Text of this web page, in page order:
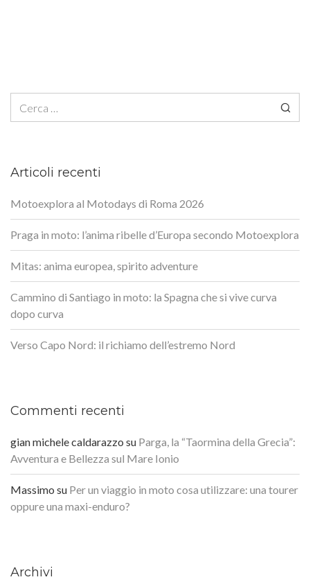
Articoli recenti
Motoexplora al Motodays di Roma 2026
Praga in moto: l’anima ribelle d’Europa secondo Motoexplora
Mitas: anima europea, spirito adventure
Cammino di Santiago in moto: la Spagna che si vive curva
dopo curva
Verso Capo Nord: il richiamo dell’estremo Nord
Commenti recenti
gian michele caldarazzo su Parga, la “Taormina della Grecia”:
Avventura e Bellezza sul Mare Ionio
Massimo su Per un viaggio in moto cosa utilizzare: una tourer
oppure una maxi-enduro?
Archivi